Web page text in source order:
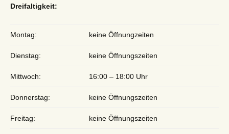
Dreifaltigkeit:
Montag: keine Öffnungzeiten
Dienstag: keine Öffnungszeiten
Mittwoch: 16:00 – 18:00 Uhr
Donnerstag: keine Öffnungszeiten
Freitag: keine Öffnungszeiten